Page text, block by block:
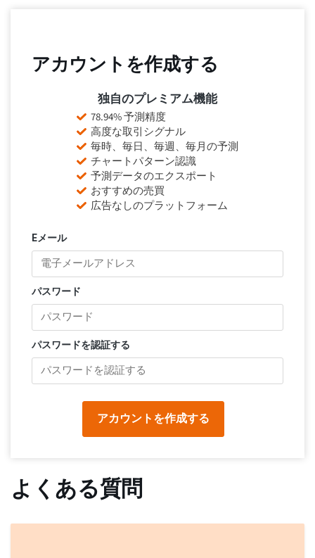
アカウントを作成する
Eメール
パスワード
パスワードを認証する
アカウントを作成する
独自のプレミアム機能
78.94% 予測精度
高度な取引シグナル
毎時、毎日、毎週、毎月の予測
チャートパターン認識
予測データのエクスポート
おすすめの売買
広告なしのプラットフォーム
よくある質問